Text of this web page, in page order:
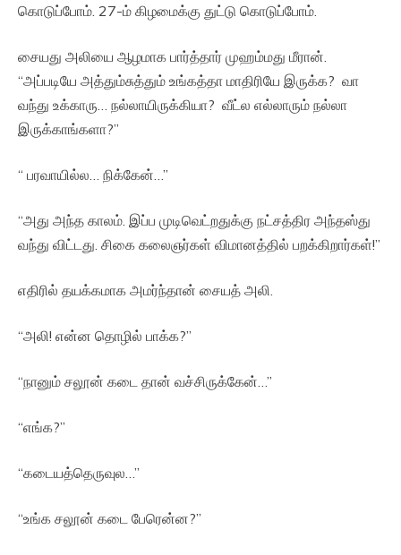
கொடுப்போம். 27-ம் கிழமைக்கு துட்டு கொடுப்போம்.
சையது அலியை ஆழமாக பார்த்தார் முஹம்மது மீரான்.
“அப்படியே அத்தும்சுத்தும் உங்கத்தா மாதிரியே இருக்க? வா
வந்து உக்காரு… நல்லாயிருக்கியா? வீட்ல எல்லாரும் நல்லா
இருக்காங்களா?”
“ பரவாயில்ல… நிக்கேன்…”
“அது அந்த காலம். இப்ப முடிவெட்றதுக்கு நட்சத்திர அந்தஸ்து
வந்து விட்டது. சிகை கலைஞர்கள் விமானத்தில் பறக்கிறார்கள்!”
எதிரில் தயக்கமாக அமர்ந்தான் சையத் அலி.
“அலி! என்ன தொழில் பாக்க?”
“நானும் சலூன் கடை தான் வச்சிருக்கேன்…”
“எங்க?”
“கடையத்தெருவுல…”
“உங்க சலூன் கடை பேரென்ன?”